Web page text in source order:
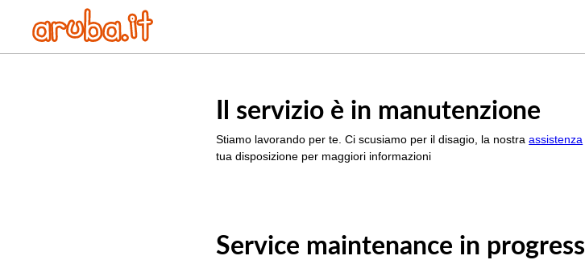
Il servizio è in manutenzione
Stiamo lavorando per te. Ci scusiamo per il disagio, la nostraassistenza
tua disposizione per maggiori informazioni
Service maintenance in progress